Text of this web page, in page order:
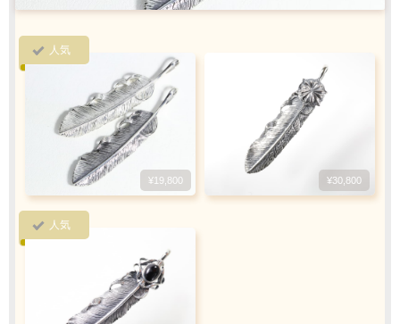
Q&A
ご利用回数
1回のお買い物
¥300,000迄
銀行振込
ご注文完了後、メールに記載の指定口座へ
『5日以内
お客様ご負担で
人気
¥19,800 ¥30,800
人気